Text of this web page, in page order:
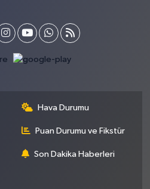
Hava Durumu
Puan Durumu ve Fikstür
Son Dakika Haberleri